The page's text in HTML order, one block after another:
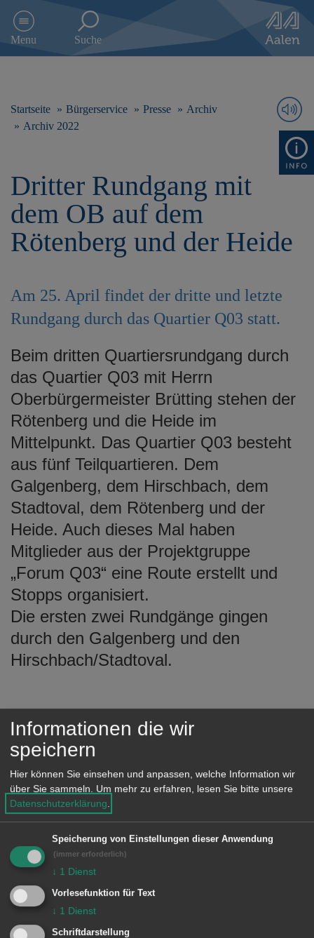
e
Menu Suche
Startseite Bürgerservice Presse
Archiv
Archiv 2022
Dritter Rundgang mit
dem OB auf dem
Rötenberg und der Heide
Am 25. April findet der dritte und letzte
Rundgang durch das Quartier Q03 statt.
Beim dritten Quartiersrundgang durch
das Quartier Q03 mit Herrn
Oberbürgermeister Brütting stehen der
Rötenberg und die Heide im
Mittelpunkt. Das Quartier Q03 besteht
aus fünf Teilquartieren. Dem
Galgenberg, dem Hirschbach, dem
Stadtoval, dem Rötenberg und der
Heide. Auch dieses Mal haben
Mitglieder aus der Projektgruppe
„Forum Q03“ eine Route erstellt und
Stopps organisiert.
Die ersten zwei Rundgänge gingen
durch den Galgenberg und den
Hirschbach/Stadtoval.
Info
Starten wird der Rundgang am Montag,
25. April um 17.30 Uhr am Treffpunkt
Rötenberg. Auch bei diesem Rundgang
werden Menschen aus der
Bewohnerschaft ihr Quartier vorstellen.
Es können Fragen an den OB gestellt
werden und die Nachbarschaft wird
erlebbar gemacht.
Die Tour führt durch den Rötenberg,
Informationen die wir
speichern
Hier können Sie einsehen und anpassen, welche Information wir
über Sie sammeln. Um mehr zu erfahren, lesen Sie bitte unsere
Datenschutzerklärung.
Speicherung von Einstellungen dieser Anwendung
(immer erforderlich)
↓ 1 Dienst
Vorlesefunktion für Text
↓ 1 Dienst
Schriftdarstellung